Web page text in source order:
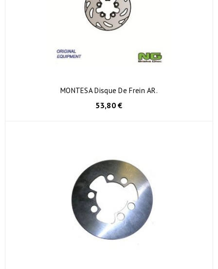
MONTESA Disque De Frein AR.
53,80 €